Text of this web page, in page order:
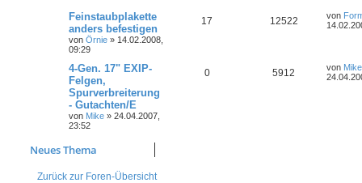
Feinstaubplakette
anders befestigen
von Örnie » 14.02.2008,
09:29
17 12522 von
4-Gen. 17" EXIP-
Felgen,
Spurverbreiterung
- Gutachten/E
von Mike » 24.04.2007,
23:52
0 5912 von Mike
Neues Thema
Zurück zur Foren-Übersicht